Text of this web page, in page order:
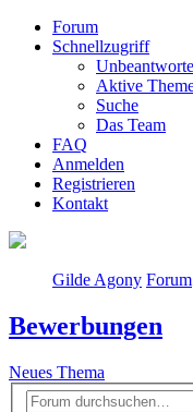
Forum
Schnellzugriff
Aktive
Suche
Das Team
FAQ
Anmelden
Registrieren
Kontakt
Gilde Agony Forum
Bewerbungen
Neues Thema